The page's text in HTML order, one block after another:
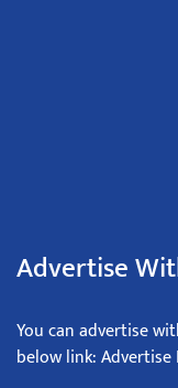
Advertise
You can advertise
below link: Advertise